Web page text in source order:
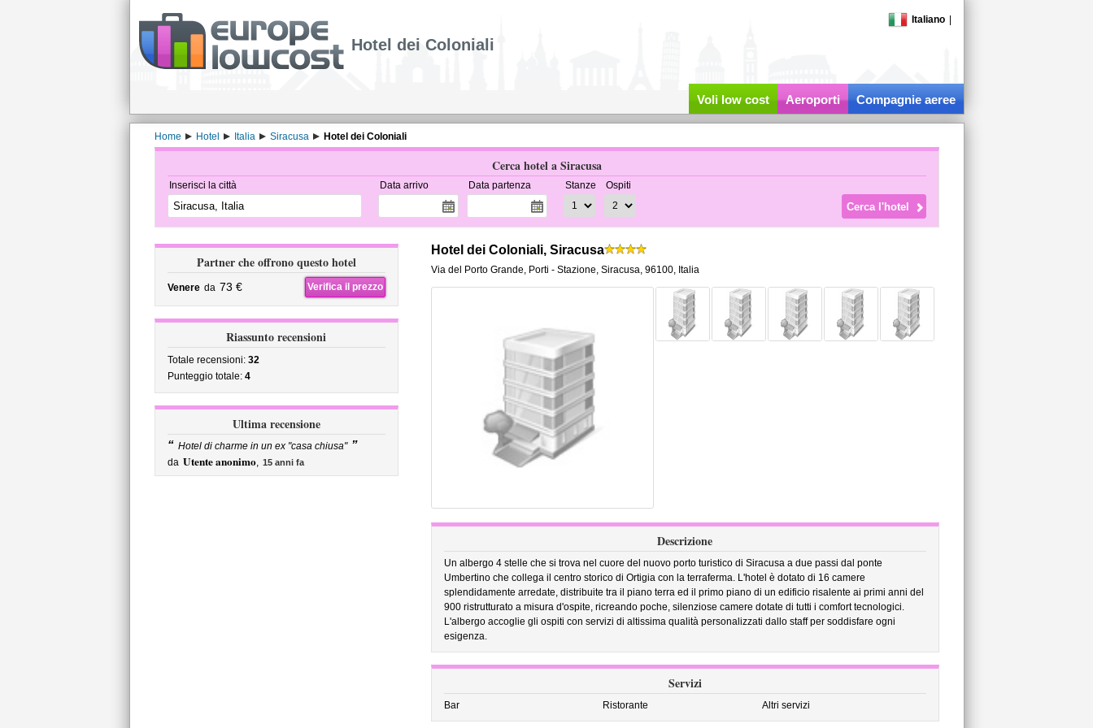
Italiano
Hotel dei Coloniali
Voli low cost Aeroporti Compagnie aeree
Home Hotel Italia Siracusa Hotel dei Coloniali
Cerca hotel a Siracusa
Inserisci la città Data arrivo Data partenza Stanze Ospiti
Partner che offrono questo hotel
Venere da 73 € Verifica il prezzo
Riassunto recensioni
Totale recensioni: 32
Punteggio totale: 4
Ultima recensione
“ Hotel di charme in un ex "casa chiusa" ”
da Utente anonimo, 15 anni fa
Hotel dei Coloniali, Siracusa
Via del Porto Grande, Porti - Stazione, Siracusa, 96100, Italia
Descrizione
Un albergo 4 stelle che si trova nel cuore del nuovo porto turistico di Siracusa a due passi dal ponte
Umbertino che collega il centro storico di Ortigia con la terraferma. L'hotel è dotato di 16 camere
splendidamente arredate, distribuite tra il piano terra ed il primo piano di un edificio risalente ai primi anni del
900 ristrutturato a misura d'ospite, ricreando poche, silenziose camere dotate di tutti i comfort tecnologici.
L'albergo accoglie gli ospiti con servizi di altissima qualità personalizzati dallo staff per soddisfare ogni
esigenza.
Servizi
Bar Ristorante Altri servizi